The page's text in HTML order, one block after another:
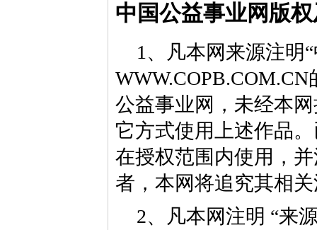
中国公益事业网版
1、凡本网来源注明
公益事业网，未经本
它方式使用上述作品
在授权范围内使用，
者，本网将追究其相
2、凡本网注明 “来